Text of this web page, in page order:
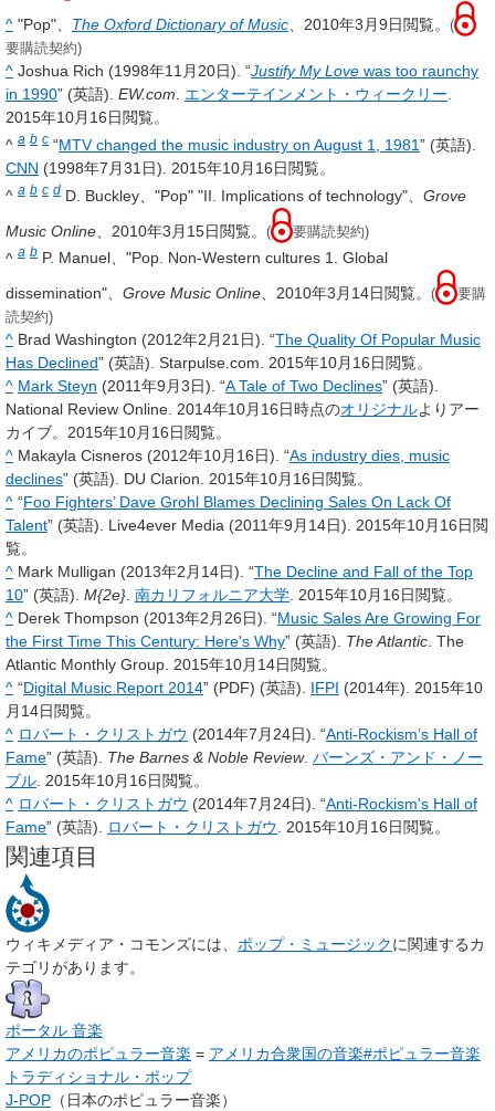
^ "Pop"、 The Oxford Dictionary of Music、2010年3月9日閲覧。 (
要購読契約)
^ Joshua Rich (1998年11月20日). “Justify My Love was too raunchy
in 1990” (英語). EW.com. エンターテインメント・ウィークリー.
2015年10月16日閲覧。
^ a b c “MTV changed the music industry on August 1, 1981” (英語).
CNN (1998年7月31日). 2015年10月16日閲覧。
^ a b c d D. Buckley、"Pop" "II. Implications of technology"、 Grove
Music Online 、2010年3月15日閲覧。 ( 要購読契約)
^ a b P. Manuel、"Pop. Non-Western cultures 1. Global
dissemination"、 Grove Music Online、2010年3月14日閲覧。 (
要購
読契約)
^ Brad Washington (2012年2月21日). “The Quality Of Popular Music
Has Declined” (英語). Starpulse.com. 2015年10月16日閲覧。
^ Mark Steyn (2011年9月3日). “A Tale of Two Declines” (英語).
National Review Online. 2014年10月16日時点のオリジナルよりアー
カイブ。2015年10月16日閲覧。
^ Makayla Cisneros (2012年10月16日). “As industry dies, music
declines” (英語). DU Clarion. 2015年10月16日閲覧。
^ “Foo Fighters’ Dave Grohl Blames Declining Sales On Lack Of
Talent” (英語). Live4ever Media (2011年9月14日). 2015年10月16日閲
覧。
^ Mark Mulligan (2013年2月14日). “The Decline and Fall of the Top
10” (英語). M{2e}. 南カリフォルニア大学. 2015年10月16日閲覧。
^ Derek Thompson (2013年2月26日). “Music Sales Are Growing For
the First Time This Century: Here's Why” (英語). The Atlantic. The
Atlantic Monthly Group. 2015年10月14日閲覧。
^ “Digital Music Report 2014” (PDF) (英語). IFPI (2014年). 2015年10
月14日閲覧。
^ ロバート・クリストガウ (2014年7月24日). “Anti-Rockism’s Hall of
Fame” (英語). The Barnes & Noble Review. バーンズ・アンド・ノー
ブル. 2015年10月16日閲覧。
^ ロバート・クリストガウ (2014年7月24日). “Anti-Rockism's Hall of
Fame” (英語). ロバート・クリストガウ. 2015年10月16日閲覧。
関連項目
ウィキメディア・コモンズには、 ポップ・ミュージックに関連するカ
テゴリがあります。
ポータル 音楽
アメリカのポピュラー音楽 = アメリカ合衆国の音楽#ポピュラー音楽
トラディショナル・ポップ
J-POP （日本のポピュラー音楽）